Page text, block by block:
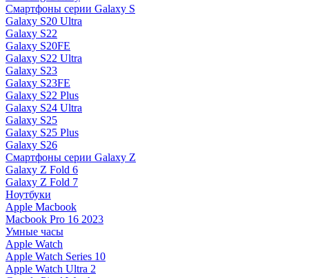
Смартфоны серии Galaxy S
Galaxy S20 Ultra
Galaxy S22
Galaxy S20FE
Galaxy S22 Ultra
Galaxy S23
Galaxy S23FE
Galaxy S22 Plus
Galaxy S24 Ultra
Galaxy S25
Galaxy S25 Plus
Galaxy S26
Смартфоны серии Galaxy Z
Galaxy Z Fold 6
Galaxy Z Fold 7
Ноутбуки
Apple Macbook
Macbook Pro 16 2023
Умные часы
Apple Watch
Apple Watch Series 10
Apple Watch Ultra 2